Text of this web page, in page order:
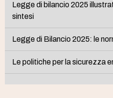
Legge di bilancio 2025
sintesi
Legge di Bilancio 2025: le
Le politiche per la sicurezza